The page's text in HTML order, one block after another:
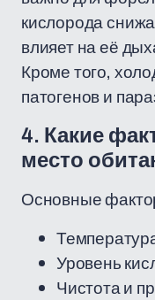
кислорода
влияет на её
Кроме того,
патогенов и
4. Какие
место
Основные
Уровень
Чистота и